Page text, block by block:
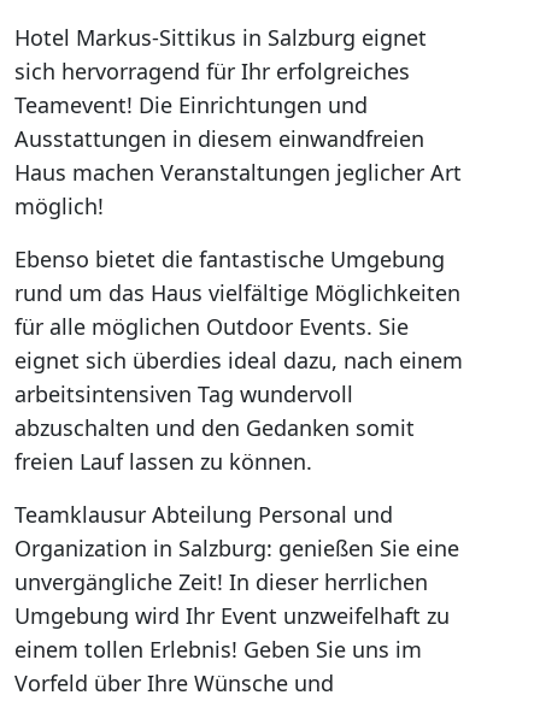
Hotel Markus-Sittikus in Salzburg eignet
sich hervorragend für Ihr erfolgreiches
Teamevent! Die Einrichtungen und
Ausstattungen in diesem einwandfreien
Haus machen Veranstaltungen jeglicher Art
möglich!
Ebenso bietet die fantastische Umgebung
rund um das Haus vielfältige Möglichkeiten
für alle möglichen Outdoor Events. Sie
eignet sich überdies ideal dazu, nach einem
arbeitsintensiven Tag wundervoll
abzuschalten und den Gedanken somit
freien Lauf lassen zu können.
Teamklausur Abteilung Personal und
Organization in Salzburg: genießen Sie eine
unvergängliche Zeit! In dieser herrlichen
Umgebung wird Ihr Event unzweifelhaft zu
einem tollen Erlebnis! Geben Sie uns im
Vorfeld über Ihre Wünsche und